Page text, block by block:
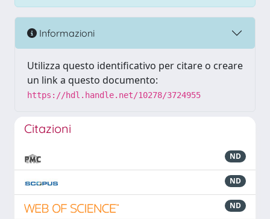
Informazioni
Utilizza questo identificativo per citare o creare
un link a questo documento:
https://hdl.handle.net/10278/3724955
Citazioni
ND
ND
ND